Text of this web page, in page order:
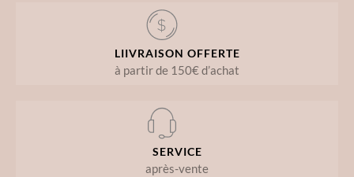
LIIVRAISON OFFERTE
à partir de 150€ d’achat
SERVICE
après-vente